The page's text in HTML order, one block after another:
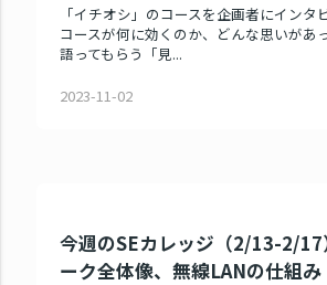
「イチオシ」のコースを企画者にインタ
コースが何に効くのか、どんな思いがあ
語ってもらう「見...
2023-11-02
今週のSEカレッジ（2/13-2/17
ーク全体像、無線LANの仕組み